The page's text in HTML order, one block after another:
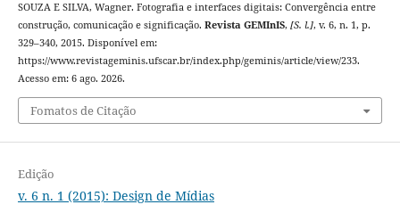
SOUZA E SILVA, Wagner. Fotografia e interfaces digitais: Convergência entre
construção, comunicação e significação. Revista GEMInIS, [S. l.], v. 6, n. 1, p.
329–340, 2015. Disponível em:
https://www.revistageminis.ufscar.br/index.php/geminis/article/view/233.
Acesso em: 6 ago. 2026.
Fomatos de Citação
Edição
v. 6 n. 1 (2015): Design de Mídias